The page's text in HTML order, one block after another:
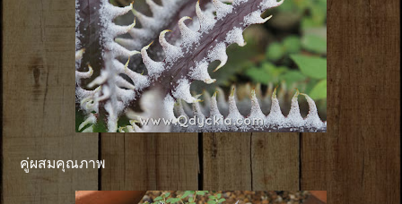
คู่ผสมคุณภาพ